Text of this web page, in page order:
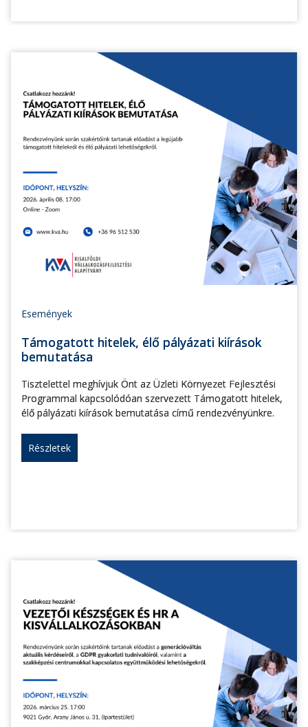
Események
Támogatott hitelek, élő pályázati kiírások
bemutatása
Tisztelettel meghívjuk Önt az Üzleti Környezet Fejlesztési
Programmal kapcsolódóan szervezett Támogatott hitelek,
élő pályázati kiírások bemutatása című rendezvényünkre.
Részletek